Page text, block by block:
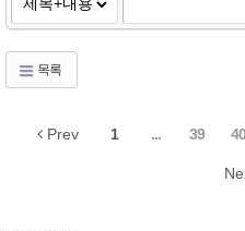
목록
Prev 1 ... 39 40